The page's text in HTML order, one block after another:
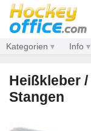
Kategorien Info
Heißkleber
Stangen